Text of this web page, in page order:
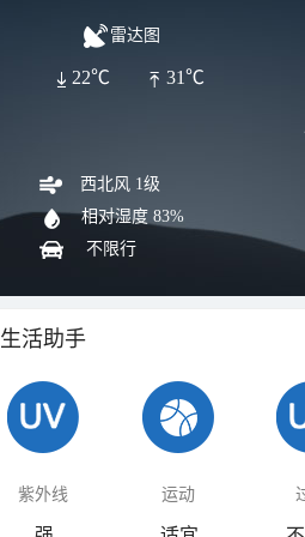
雷达图
31℃
22℃
西北风 1级
相对湿度 83%
不限行
生活助手
紫外线 运动